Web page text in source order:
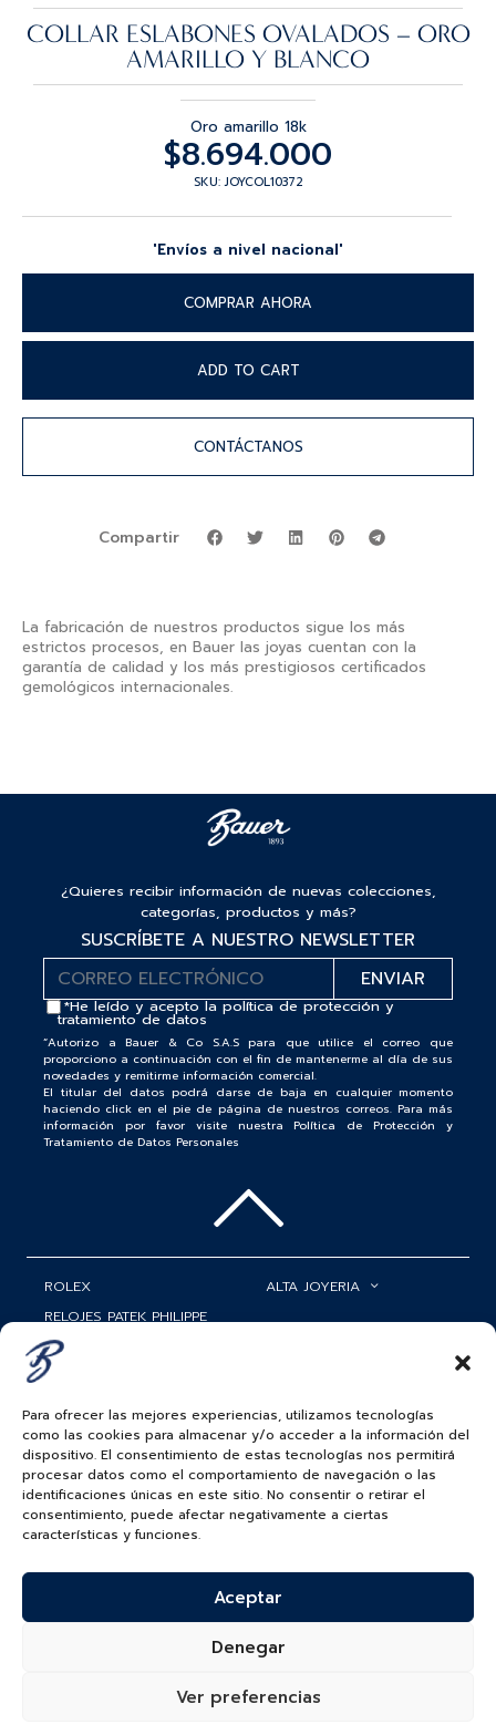
Para ofrecer las mejores experiencias, utilizamos tecnologías
como las cookies para almacenar y/o acceder a la información del
dispositivo. El consentimiento de estas tecnologías nos permitirá
procesar datos como el comportamiento de navegación o las
identificaciones únicas en este sitio. No consentir o retirar el
consentimiento, puede afectar negativamente a ciertas
características y funciones.
Aceptar
Denegar
Ver preferencias
COLLAR ESLABONES OVALADOS – ORO
AMARILLO Y BLANCO
Oro amarillo 18k
$8.694.000
SKU: JOYCOL10372
'Envíos a nivel nacional'
COMPRAR AHORA
ADD TO CART
CONTÁCTANOS
Compartir
La fabricación de nuestros productos sigue los más
estrictos procesos, en Bauer las joyas cuentan con la
garantía de calidad y los más prestigiosos certificados
gemológicos internacionales.
¿Quieres recibir información de nuevas colecciones,
categorías, productos y más?
SUSCRÍBETE A NUESTRO NEWSLETTER
*He leído y acepto lapolítica de protección y
tratamiento de datos
“Autorizo a Bauer & Co S.A.S para que utilice el correo que
proporciono a continuación con el fin de mantenerme al día de sus
novedades y remitirme información comercial.
El titular del datos podrá darse de baja en cualquier momento
haciendo click en el pie de página de nuestros correos. Para más
información por favor visite nuestra Política de Protección y
Tratamiento de Datos Personales
ROLEX
RELOJES PATEK PHILIPPE
RELOJERÍA
ALTA JOYERIA
MATRIMONIOS
ACCESORIOS
BAUER NEWS
SERVICIOS
SIGUENOS EN
BAUER & CO SAS. TODOS LOS DERECHOS
RESERVADOS.
POLÍTICA DE PRIVACIDAD